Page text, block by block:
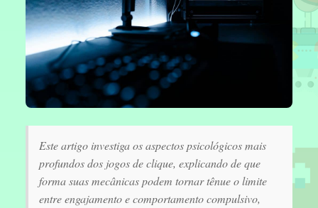
Este artigo investiga os aspectos psicológicos mais
profundos dos jogos de clique, explicando de que
forma suas mecânicas podem tornar tênue o limite
entre engajamento e comportamento compulsivo,